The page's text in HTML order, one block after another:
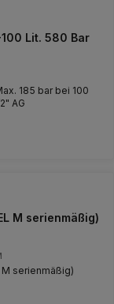
Lit. 580 Bar
185 bar bei 100
AG
M serienmäßig)
serienmäßig)